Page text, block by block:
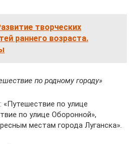
творческих
раннего возраста.
по родному городу»
«Путешествие по улице
по улице Оборонной»,
местам города Луганска».